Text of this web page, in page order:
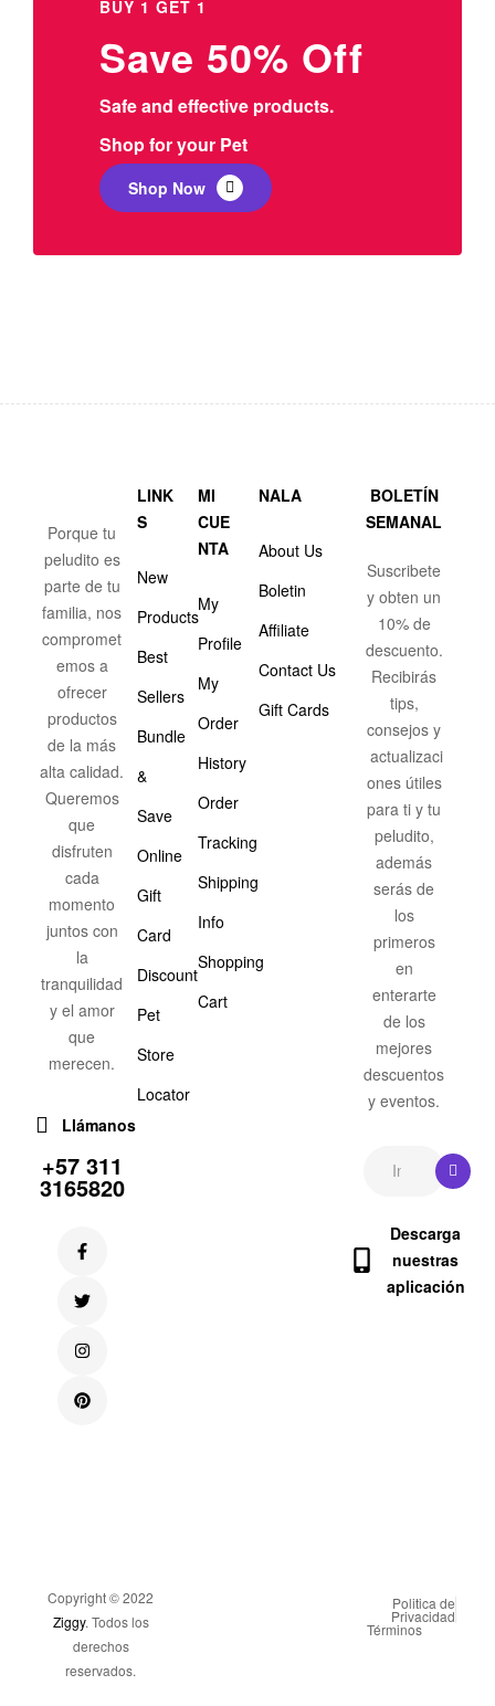
BUY 1 GET 1
Save 50% Off
Safe and effective products.
Shop for your Pet
Shop Now
Porque tu
peludito es
parte de tu
familia, nos
compromet
emos a
ofrecer
productos
de la más
alta calidad.
Queremos
que
disfruten
cada
momento
juntos con
la
tranquilidad
y el amor
que
merecen.
Llámanos
+57 311
3165820
LINK
S
New
Products
Best
Sellers
Bundle
&
Save
Online
Gift
Card
Discount
Pet
Store
Locator
MI
CUE
NTA
My
Profile
My
Order
History
Order
Tracking
Shipping
Info
Shopping
Cart
NALA
About Us
Boletin
Affiliate
Contact Us
Gift Cards
BOLETÍN
SEMANAL
Suscribete
y obten un
10% de
descuento.
Recibirás
tips,
consejos y
actualizaci
ones útiles
para ti y tu
peludito,
además
serás de
los
primeros
en
enterarte
de los
mejores
descuentos
y eventos.
Descarga
nuestras
aplicación
Copyright © 2022
Ziggy. Todos los
derechos
reservados.
Politica de
Privacidad
Términos